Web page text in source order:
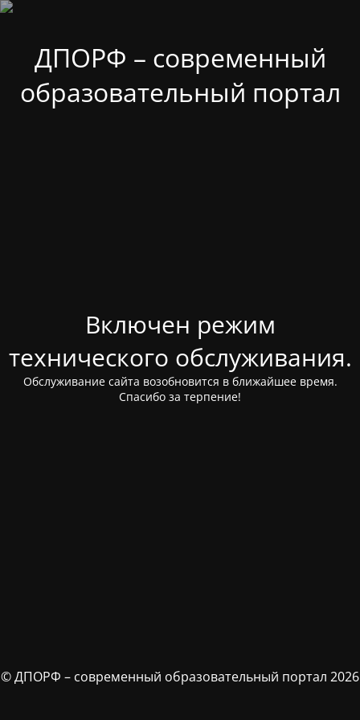
ДПОРФ – современный
образовательный портал
Включен режим
технического обслуживания.
Обслуживание сайта возобновится в ближайшее время.
Спасибо за терпение!
© ДПОРФ – современный образовательный портал 2026